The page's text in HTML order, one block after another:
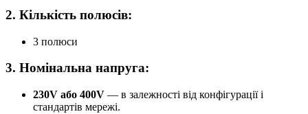
2. Кількість полюсів:
3 полюси
3. Номінальна напруга:
230V або 400V — в залежності від конфігурації і
стандартів мережі.